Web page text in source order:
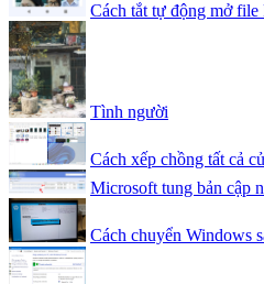
Cách tắt tự động mở
Tình người
Cách xếp chồng tất cả
Microsoft tung bản cập
Cách chuyển Windows